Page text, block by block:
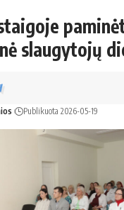
slaugytojų
Publikuota 2026-05-19